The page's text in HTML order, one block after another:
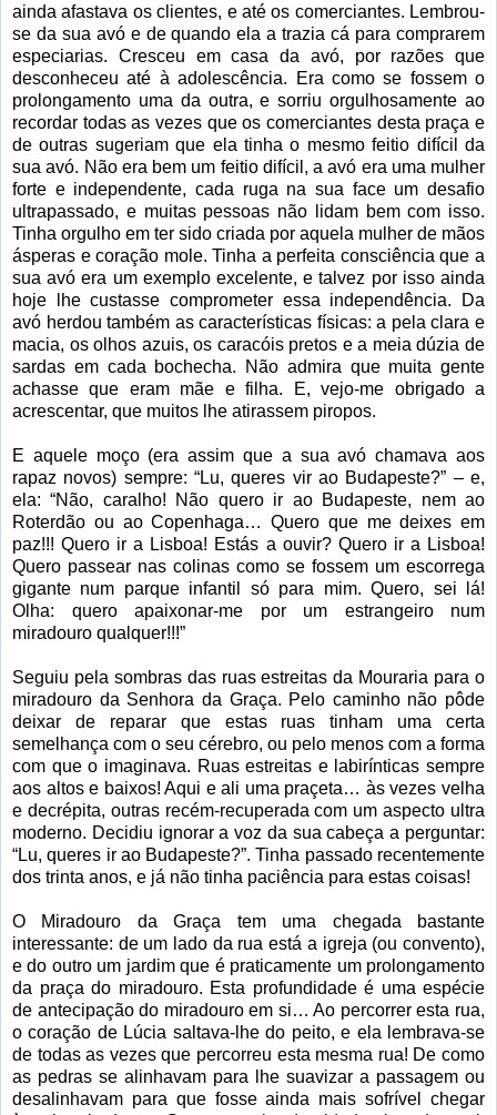
ainda afastava os clientes, e até os comerciantes. Lembrou-
se da sua avó e de quando ela a trazia cá para comprarem
especiarias. Cresceu em casa da avó, por razões que
desconheceu até à adolescência. Era como se fossem o
prolongamento uma da outra, e sorriu orgulhosamente ao
recordar todas as vezes que os comerciantes desta praça e
de outras sugeriam que ela tinha o mesmo feitio difícil da
sua avó. Não era bem um feitio difícil, a avó era uma mulher
forte e independente, cada ruga na sua face um desafio
ultrapassado, e muitas pessoas não lidam bem com isso.
Tinha orgulho em ter sido criada por aquela mulher de mãos
ásperas e coração mole. Tinha a perfeita consciência que a
sua avó era um exemplo excelente, e talvez por isso ainda
hoje lhe custasse comprometer essa independência. Da
avó herdou também as características físicas: a pela clara e
macia, os olhos azuis, os caracóis pretos e a meia dúzia de
sardas em cada bochecha. Não admira que muita gente
achasse que eram mãe e filha. E, vejo-me obrigado a
acrescentar, que muitos lhe atirassem piropos.
E aquele moço (era assim que a sua avó chamava aos
rapaz novos) sempre: “Lu, queres vir ao Budapeste?” – e,
ela: “Não, caralho! Não quero ir ao Budapeste, nem ao
Roterdão ou ao Copenhaga… Quero que me deixes em
paz!!! Quero ir a Lisboa! Estás a ouvir? Quero ir a Lisboa!
Quero passear nas colinas como se fossem um escorrega
gigante num parque infantil só para mim. Quero, sei lá!
Olha: quero apaixonar-me por um estrangeiro num
miradouro qualquer!!!”
Seguiu pela sombras das ruas estreitas da Mouraria para o
miradouro da Senhora da Graça. Pelo caminho não pôde
deixar de reparar que estas ruas tinham uma certa
semelhança com o seu cérebro, ou pelo menos com a forma
com que o imaginava. Ruas estreitas e labirínticas sempre
aos altos e baixos! Aqui e ali uma praçeta… às vezes velha
e decrépita, outras recém-recuperada com um aspecto ultra
moderno. Decidiu ignorar a voz da sua cabeça a perguntar:
“Lu, queres ir ao Budapeste?”. Tinha passado recentemente
dos trinta anos, e já não tinha paciência para estas coisas!
O Miradouro da Graça tem uma chegada bastante
interessante: de um lado da rua está a igreja (ou convento),
e do outro um jardim que é praticamente um prolongamento
da praça do miradouro. Esta profundidade é uma espécie
de antecipação do miradouro em si… Ao percorrer esta rua,
o coração de Lúcia saltava-lhe do peito, e ela lembrava-se
de todas as vezes que percorreu esta mesma rua! De como
as pedras se alinhavam para lhe suavizar a passagem ou
desalinhavam para que fosse ainda mais sofrível chegar